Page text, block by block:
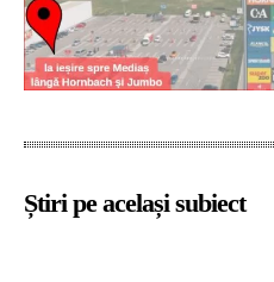
Știri pe același subiect